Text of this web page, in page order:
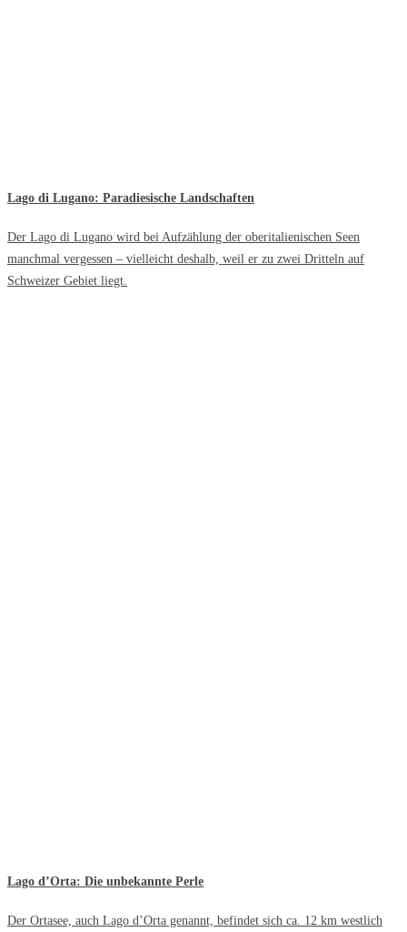
Lago di Lugano: Paradiesische Landschaften
Der Lago di Lugano wird bei Aufzählung der oberitalienischen Seen
manchmal vergessen – vielleicht deshalb, weil er zu zwei Dritteln auf
Schweizer Gebiet liegt.
Lago d’Orta: Die unbekannte Perle
Der Ortasee, auch Lago d’Orta genannt, befindet sich ca. 12 km westlich